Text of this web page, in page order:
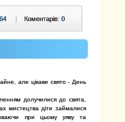
Коментарів: 0
|
але цікаве свято - День
долучилися до свята,
мистецтва діти займалися
при цьому уяву та